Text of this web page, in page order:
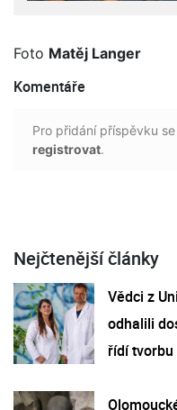
Foto Matěj Langer
Komentáře
Pro přidání příspěvku
registrovat.
Nejčtenější články
Vědci z
odhalili
řídí tvorbu